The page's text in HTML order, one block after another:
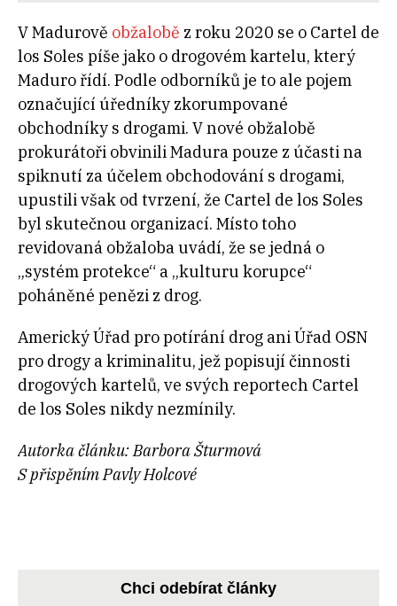
V Madurově obžalobě z roku 2020 se o Cartel de
los Soles píše jako o drogovém kartelu, který
Maduro řídí. Podle odborníků je to ale pojem
označující úředníky zkorumpované
obchodníky s drogami. V nové obžalobě
prokurátoři obvinili Madura pouze z účasti na
spiknutí za účelem obchodování s drogami,
upustili však od tvrzení, že Cartel de los Soles
byl skutečnou organizací. Místo toho
revidovaná obžaloba uvádí, že se jedná o
„systém protekce“ a „kulturu korupce“
poháněné penězi z drog.
Americký Úřad pro potírání drog ani Úřad OSN
pro drogy a kriminalitu, jež popisují činnosti
drogových kartelů, ve svých reportech Cartel
de los Soles nikdy nezmínily.
Autorka článku: Barbora Šturmová
S přispěním Pavly Holcové
Chci odebírat články